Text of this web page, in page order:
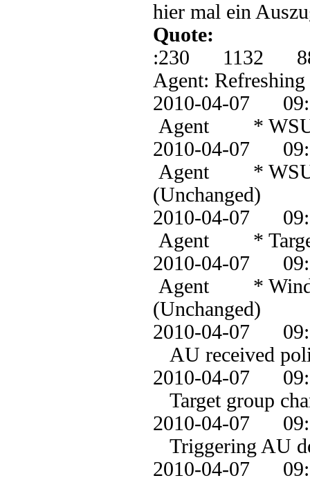
hier mal ein
Quote:
:230 1132
Agent:
2010-04-07
Agent * WSUS
2010-04-07
Agent * WSUS
(Unchanged)
2010-04-07
Agent * Target
2010-04-07
Agent *
(Unchanged)
2010-04-07
AU received
2010-04-07
Target group
2010-04-07
Triggering AU
2010-04-07